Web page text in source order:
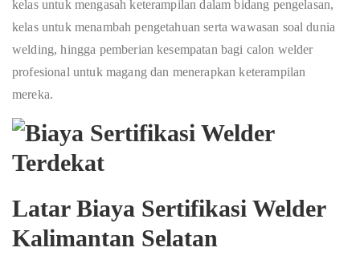
kelas untuk mengasah keterampilan dalam bidang pengelasan,
kelas untuk menambah pengetahuan serta wawasan soal dunia
welding, hingga pemberian kesempatan bagi calon welder
profesional untuk magang dan menerapkan keterampilan
mereka.
Latar Biaya Sertifikasi Welder
Kalimantan Selatan